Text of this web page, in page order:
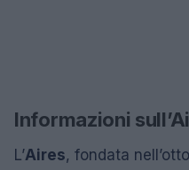
Informazioni
L’Aires, fondata